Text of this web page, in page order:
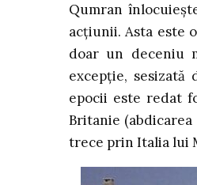
Qumran
acțiunii. Asta este
doar un deceniu
excepție,
epocii este redat
Britanie
trece prin Italia lui